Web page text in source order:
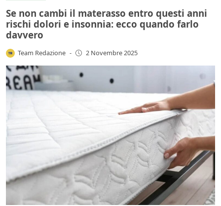
Se non cambi il materasso entro questi anni
rischi dolori e insonnia: ecco quando farlo
davvero
Team Redazione - 2 Novembre 2025